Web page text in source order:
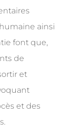
ainsi
font que,
de
et
et des